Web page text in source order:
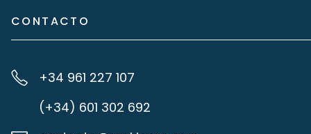
CONTACTO
+34 961 227 107
(+34) 601 302 692